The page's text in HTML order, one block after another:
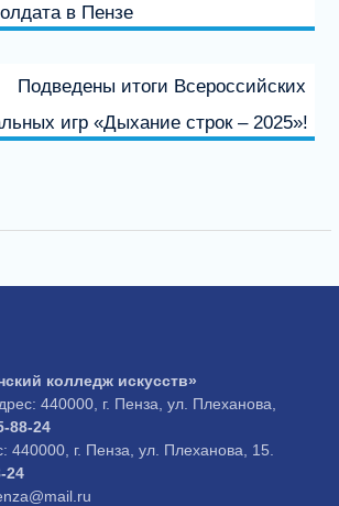
в Пензе
запись:
Подведены итоги Всероссийских
игр «Дыхание строк – 2025»!
колледж искусств»
440000, г. Пенза, ул. Плеханова,
88-24
440000, г. Пенза, ул. Плеханова, 15.
24